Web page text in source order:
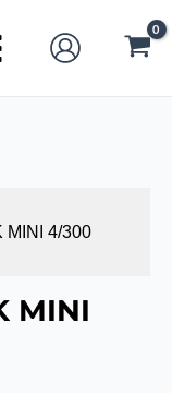
MINI 4/300
MINI